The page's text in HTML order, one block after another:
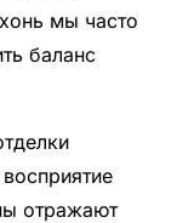
мы часто
баланс
отражают